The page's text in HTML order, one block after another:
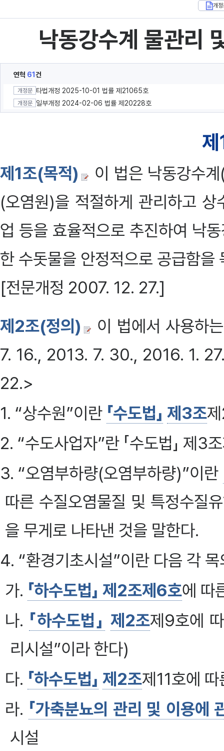
개정
낙동강수계 물관리
연혁 61 건
개정문 타법개정 2025-10-01 법률 제21065호
개정문 일부개정 2024-02-06 법률 제20228호
제1조(목적)
이 법은 낙동강수
(오염원)을 적절하게 관리하고
업 등을 효율적으로 추진하여 낙
한 수돗물을 안정적으로 공급함
[전문개정 2007. 12. 27.]
제2조(정의)
이 법에서 사용하
7. 16., 2013. 7. 30., 2016. 1.
22.>
1. “상수원”이란 「수도법」 제3조
2. “수도사업자”란 「수도법」 제
3. “오염부하량(오염부하량)”이란
따른 수질오염물질 및 특정수질
을 무게로 나타낸 것을 말한다.
4. “환경기초시설”이란 다음 각
가. 「하수도법」 제2조제6호에 따
나. 「하수도법」 제2조제9호에
리시설”이라 한다)
다. 「하수도법」 제2조제11호에
라. 「가축분뇨의 관리 및 이용에
시설